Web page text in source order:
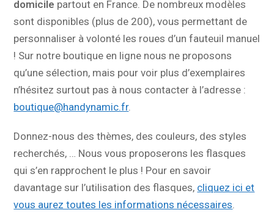
domicile partout en France. De nombreux modèles
sont disponibles (plus de 200), vous permettant de
personnaliser à volonté les roues d’un fauteuil manuel
! Sur notre boutique en ligne nous ne proposons
qu’une sélection, mais pour voir plus d’exemplaires
n’hésitez surtout pas à nous contacter à l’adresse :
boutique@handynamic.fr.
Donnez-nous des thèmes, des couleurs, des styles
recherchés, … Nous vous proposerons les flasques
qui s’en rapprochent le plus ! Pour en savoir
davantage sur l’utilisation des flasques, cliquez ici et
vous aurez toutes les informations nécessaires.